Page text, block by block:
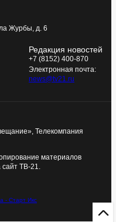
Журбы, д. 6
Редакция новостей
+7 (8152) 400-870
Электронная почта:
news@tv21.ru
Телекомпания
материалов
сайт ТВ-21.
- Старт Икс